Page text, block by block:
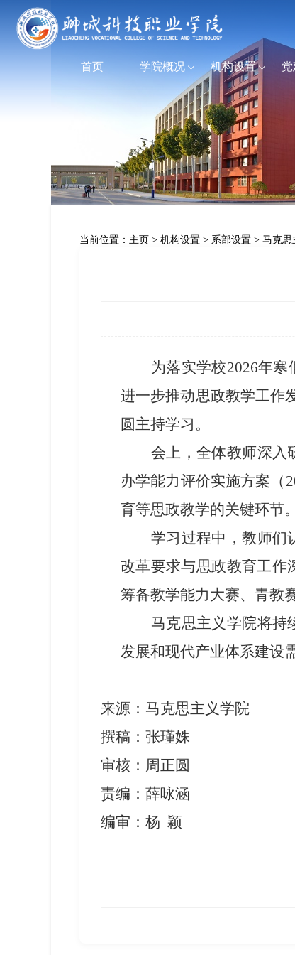
首页 学院概况 机构设置
当前位置： 主页 > 机构设置 > 系部设置 > 马克思
为落实学校2026年寒
进一步推动思政教学工作
圆主持学习。
会上，全体教师深入
办学能力评价实施方案（
育等思政教学的关键环节。
学习过程中，教师们
改革要求与思政教育工作
筹备教学能力大赛、青教
马克思主义学院将持
发展和现代产业体系建设
来源：马克思主义学院
撰稿：张瑾姝
审核：周正圆
责编：薛咏涵
编审：杨 颖